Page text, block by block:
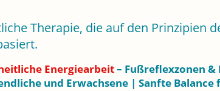
Therapie, die auf den Prinzipien
Energiearbeit– Fußreflexzonen
und Erwachsene | Sanfte Balance